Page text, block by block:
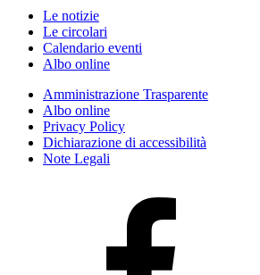
Le notizie
Le circolari
Calendario eventi
Albo online
Amministrazione Trasparente
Albo online
Privacy Policy
Dichiarazione di accessibilità
Note Legali